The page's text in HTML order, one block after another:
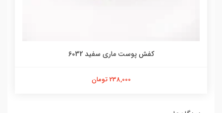
کفش پوست ماری سفید 6032
238,000 تومان